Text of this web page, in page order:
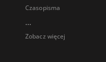
Czasopisma
...
Zobacz więcej